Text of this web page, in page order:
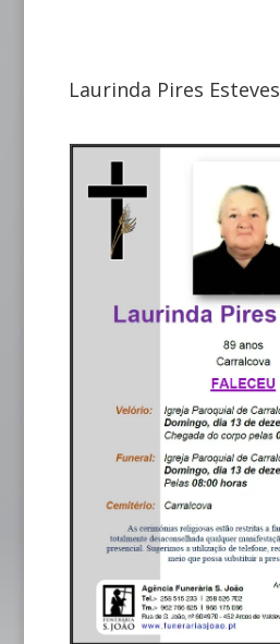
Laurinda Pires Esteves